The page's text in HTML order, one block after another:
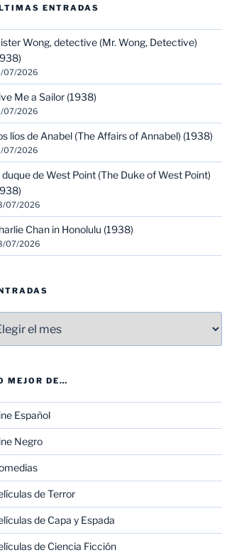
ENTRADAS
Wong, detective (Mr. Wong, Detective)
07/2026
Me a Sailor (1938)
07/2026
líos de Anabel (The Affairs of Annabel) (1938)
07/2026
duque de West Point (The Duke of West Point)
07/2026
Chan in Honolulu (1938)
07/2026
MEJOR DE…
Español
Negro
de Terror
de Capa y Espada
de Ciencia Ficción